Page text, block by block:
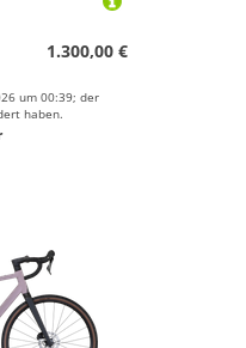
1.300,00 €
um 00:39; der
haben.